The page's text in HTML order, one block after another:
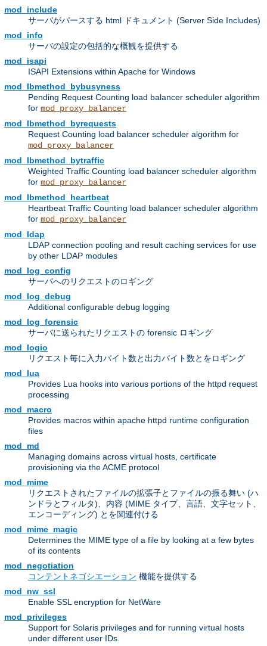
mod_include
サーバがパースする html ドキュメント (Server Side Includes)
mod_info
サーバの設定の包括的な概観を提供する
mod_isapi
ISAPI Extensions within Apache for Windows
mod_lbmethod_bybusyness
Pending Request Counting load balancer scheduler algorithm
for mod_proxy_balancer
mod_lbmethod_byrequests
Request Counting load balancer scheduler algorithm for
mod_proxy_balancer
mod_lbmethod_bytraffic
Weighted Traffic Counting load balancer scheduler algorithm
for mod_proxy_balancer
mod_lbmethod_heartbeat
Heartbeat Traffic Counting load balancer scheduler algorithm
for mod_proxy_balancer
mod_ldap
LDAP connection pooling and result caching services for use
by other LDAP modules
mod_log_config
サーバへのリクエストのロギング
mod_log_debug
Additional configurable debug logging
mod_log_forensic
サーバに送られたリクエストの forensic ロギング
mod_logio
リクエスト毎に入力バイト数と出力バイト数とをロギング
mod_lua
Provides Lua hooks into various portions of the httpd request
processing
mod_macro
Provides macros within apache httpd runtime configuration
files
mod_md
Managing domains across virtual hosts, certificate
provisioning via the ACME protocol
mod_mime
リクエストされたファイルの拡張子とファイルの振る舞い (ハ
ンドラとフィルタ)、内容 (MIME タイプ、言語、文字セット、
エンコーディング) とを関連付ける
mod_mime_magic
Determines the MIME type of a file by looking at a few bytes
of its contents
mod_negotiation
コンテントネゴシエーション 機能を提供する
mod_nw_ssl
Enable SSL encryption for NetWare
mod_privileges
Support for Solaris privileges and for running virtual hosts
under different user IDs.